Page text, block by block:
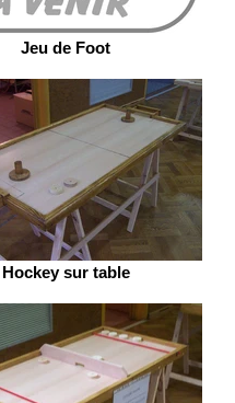
Jeu de Foot
Hockey sur table